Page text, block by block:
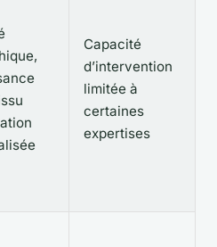
Capacité
d’intervention
limitée à
certaines
expertises